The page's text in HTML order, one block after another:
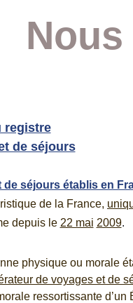
registre
de séjours
de séjours établis en
de la France,
depuis le 22 mai 2009.
physique ou morale
de voyages et de
ressortissante d’un